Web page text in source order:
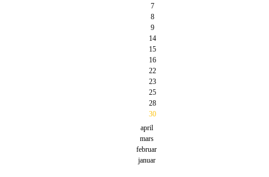
7
8
9
14
15
16
22
23
25
28
30
april
mars
februar
januar